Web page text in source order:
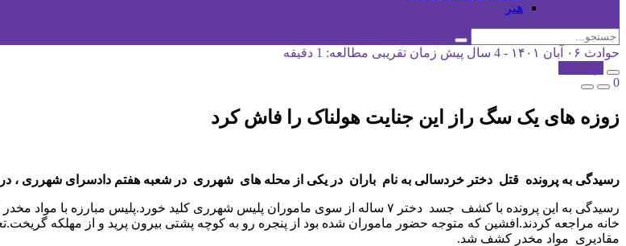
هنر
حوادث ۰۶ آبان ۱۴۰۱ - 4 سال پیش
زمان تقریبی مطالعه: 1 دقیقه
0
زوزه های یک سگ راز این جنایت هولناک را فاش کرد
رسیدگی به پرونده قتل دختر خردسالی به نام باران در یکی از محله های شهرری در شعبه هفتم دادسرای شهرری ،
رسیدگی به این پرونده با کشف جسد دختر ۷ ساله از سوی ماموران پلیس شهرری کلید
خانه مراجعه کردند.افشین که متوجه حضور ماموران شده بود از پنجره رو به کوچه پشتی بیرون پرید و از مهلکه
مقادیری مواد مخدر کشف شد.